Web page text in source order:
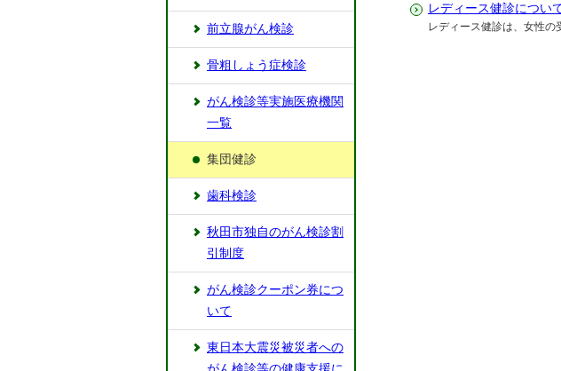
レディース健診につい
レディース健診は、女性の
前立腺がん検診
骨粗しょう症検診
がん検診等実施医療機関
一覧
集団健診
歯科検診
秋田市独自のがん検診割
引制度
がん検診クーポン券につ
いて
東日本大震災被災者への